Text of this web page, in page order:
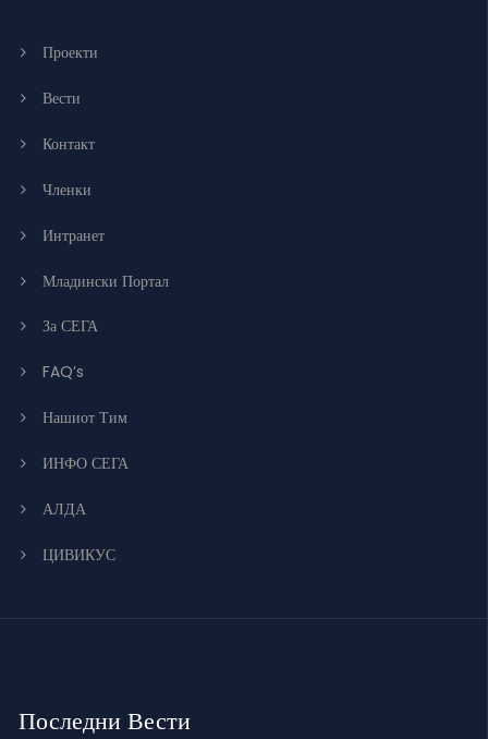
Проекти
Вести
Контакт
Членки
Интранет
Младински Портал
За СЕГА
FAQ’s
Нашиот Тим
ИНФО СЕГА
АЛДА
ЦИВИКУС
Последни Вести